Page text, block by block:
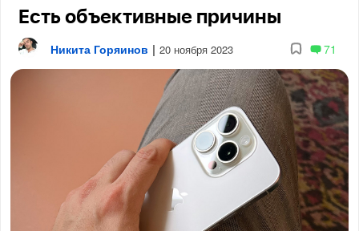
Есть объективные причины
Никита Горяинов | 20 ноября 2023 71